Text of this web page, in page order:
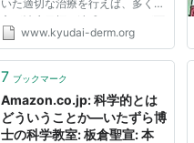
いた適切な治療を行えば、多くの
方が治療目標を達成することが可
能です。本ページでは、アトピー
載しています。ぜひご一読くださ
www.kyudai-derm.org
7 ブックマーク
Amazon.co.jp: 科学的とは
どういうことか―いたずら博
士の科学教室: 板倉聖宣: 本